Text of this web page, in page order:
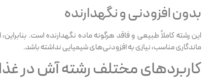
بدون افزودنی و نگهدارنده
این رشته کاملاً طبیعی و فاقد هرگونه ماده نگهدارنده است.
ماندگاری مناسب، نیازی به افزودنی‌های شیمیایی نداشته باشد.
کاربردهای مختلف رشته آش در